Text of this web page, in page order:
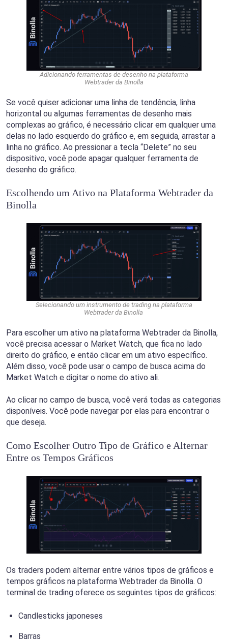
Adicionando ferramentas de desenho na plataforma
Webtrader da Binolla
Se você quiser adicionar uma linha de tendência, linha
horizontal ou algumas ferramentas de desenho mais
complexas ao gráfico, é necessário clicar em qualquer uma
delas no lado esquerdo do gráfico e, em seguida, arrastar a
linha no gráfico. Ao pressionar a tecla “Delete” no seu
dispositivo, você pode apagar qualquer ferramenta de
desenho do gráfico.
Escolhendo um Ativo na Plataforma Webtrader da
Binolla
Selecionando um instrumento de trading na plataforma
Webtrader da Binolla
Para escolher um ativo na plataforma Webtrader da Binolla,
você precisa acessar o Market Watch, que fica no lado
direito do gráfico, e então clicar em um ativo específico.
Além disso, você pode usar o campo de busca acima do
Market Watch e digitar o nome do ativo ali.
Ao clicar no campo de busca, você verá todas as categorias
disponíveis. Você pode navegar por elas para encontrar o
que deseja.
Como Escolher Outro Tipo de Gráfico e Alternar
Entre os Tempos Gráficos
Os traders podem alternar entre vários tipos de gráficos e
tempos gráficos na plataforma Webtrader da Binolla. O
terminal de trading oferece os seguintes tipos de gráficos:
Candlesticks japoneses
Barras